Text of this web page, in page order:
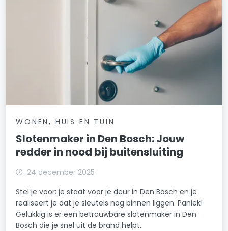
WONEN, HUIS EN TUIN
Slotenmaker in Den Bosch: Jouw
redder in nood bij buitensluiting
24 december 2025
Stel je voor: je staat voor je deur in Den Bosch en je
realiseert je dat je sleutels nog binnen liggen. Paniek!
Gelukkig is er een betrouwbare slotenmaker in Den
Bosch die je snel uit de brand helpt.